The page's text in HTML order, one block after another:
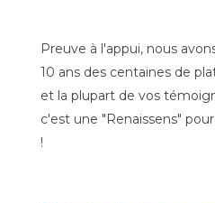
Preuve à l'appui, nous
10 ans des centaines de
et la plupart de vos
c'est une "Renaissens"
!